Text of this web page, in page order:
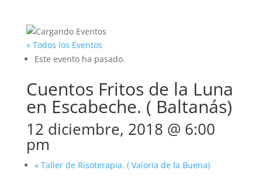
« Todos los Eventos
Este evento ha pasado.
Cuentos Fritos de la Luna
en Escabeche. ( Baltanás)
12 diciembre, 2018 @ 6:00
pm
«Taller de Risoterapia. ( Valoria de la Buena)